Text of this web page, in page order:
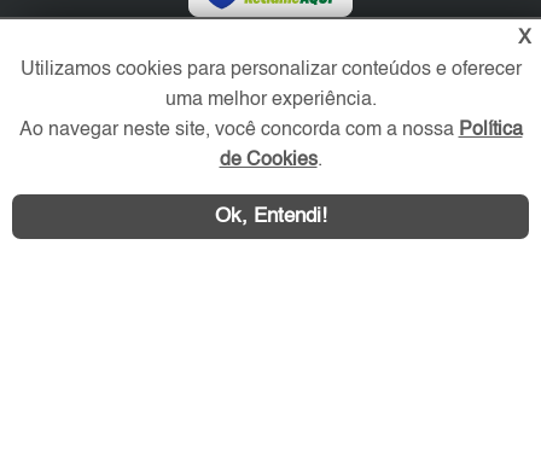
Redes Sociais
X
Utilizamos cookies para personalizar conteúdos e oferecer
uma melhor experiência.
Ao navegar neste site, você concorda com a nossa Política
de Cookies.
Ok, Entendi!